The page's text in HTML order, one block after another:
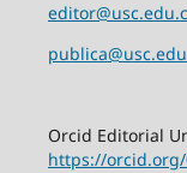
Orcid Editorial
https://orcid.org/